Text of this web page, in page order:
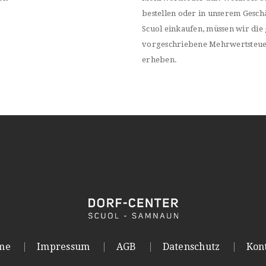
bestellen oder in unserem
Scuol einkaufen, müssen wir die
vorgeschriebene
erheben.
Impressum AGB Datenschutz